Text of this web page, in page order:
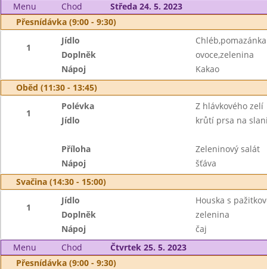
Menu
Chod
Středa 24. 5. 2023
Přesnídávka (9:00 - 9:30)
1
Jídlo
Doplněk
ovoce,zelenina
Nápoj
Kakao
Oběd (11:30 - 13:45)
1
Polévka
Z hlávkového zelí
Jídlo
krůtí prsa na
Příloha
Zeleninový salát
Nápoj
šťáva
Svačina (14:30 - 15:00)
1
Jídlo
Houska s
Doplněk
zelenina
Nápoj
čaj
Menu
Chod
Čtvrtek 25. 5. 2023
Přesnídávka (9:00 - 9:30)